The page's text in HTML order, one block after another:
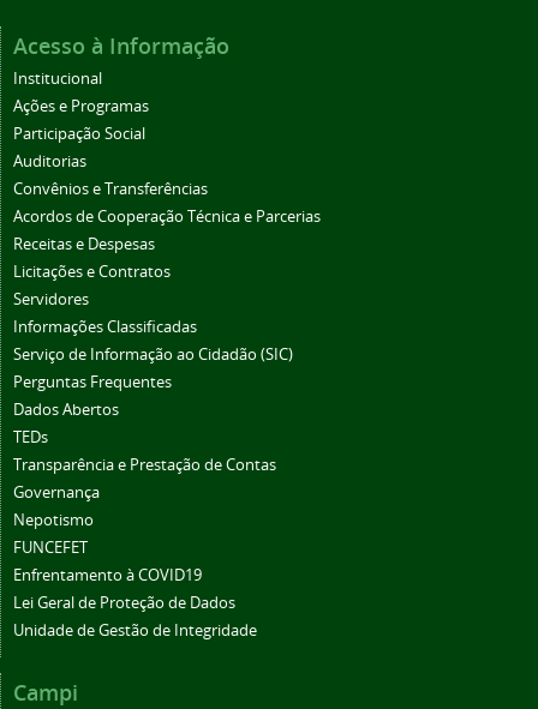
Acesso à Informação
Institucional
Ações e Programas
Participação Social
Auditorias
Convênios e Transferências
Acordos de Cooperação Técnica e Parcerias
Receitas e Despesas
Licitações e Contratos
Servidores
Informações Classificadas
Serviço de Informação ao Cidadão (SIC)
Perguntas Frequentes
Dados Abertos
TEDs
Transparência e Prestação de Contas
Governança
Nepotismo
FUNCEFET
Enfrentamento à COVID19
Lei Geral de Proteção de Dados
Unidade de Gestão de Integridade
Campi